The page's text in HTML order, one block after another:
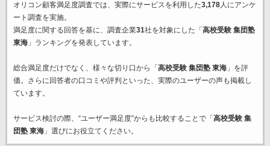
オリコン顧客満足度調査では、実際にサービスを利用した3,178人にアンケ
ート調査を実施。
満足度に関する回答を基に、調査企業31社を対象にした「 高校受験 集団塾
東海」ランキングを発表しています。
総合満足度だけでなく、様々な切り口から「 高校受験 集団塾 東海」を評
価。さらに回答者の口コミや評判といった、実際のユーザーの声も掲載し
ています。
サービス検討の際、“ユーザー満足度”からも比較することで「 高校受験 集
団塾 東海」選びにお役立てください。